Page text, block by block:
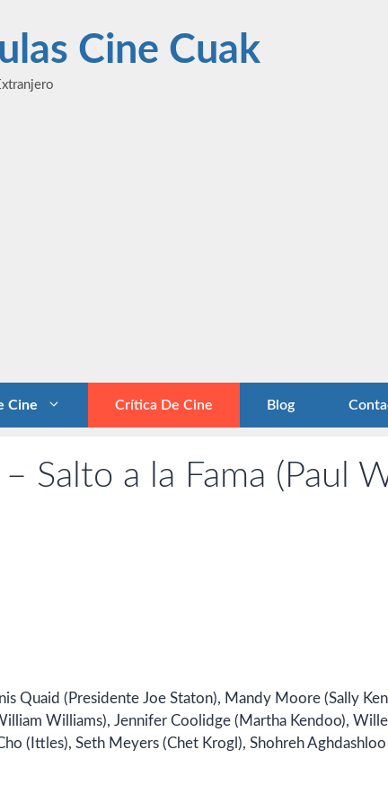
Cine Cuak
Cine Crítica De Cine Blog
Salto a la Fama (Paul
Quaid (Presidente Joe Staton), Mandy Moore (Sally
Williams), Jennifer Coolidge (Martha Kendoo),
(Ittles), Seth Meyers (Chet Krogl), Shohreh